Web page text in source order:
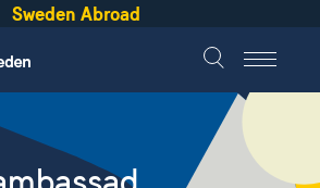
Sweden Abroad